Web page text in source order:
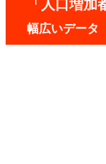
「人口増
幅広いデータ